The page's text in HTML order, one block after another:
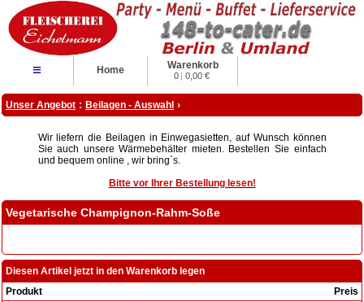
≡ Home Warenkorb
0 | 0,00 €
Unser Angebot : Beilagen - Auswahl ›
Wir liefern die Beilagen in Einwegasietten, auf Wunsch können
Sie auch unsere Wärmebehälter mieten. Bestellen Sie einfach
und bequem online , wir bring`s.
Bitte vor Ihrer Bestellung lesen!
Vegetarische Champignon-Rahm-Soße
Diesen Artikel jetzt in den Warenkorb legen
Produkt
Preis